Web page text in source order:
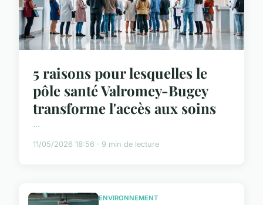
5 raisons pour lesquelles le
pôle santé Valromey-Bugey
transforme l'accès aux soins
...
11/05/2026 18:56 · 9 min de lecture
ENVIRONNEMENT